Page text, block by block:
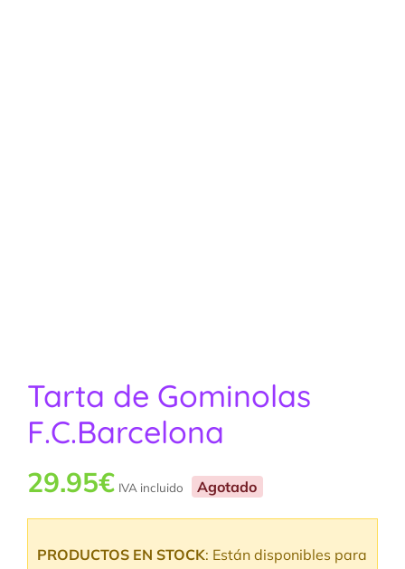
Tarta de Gominolas
F.C.Barcelona
29.95€ IVA incluido Agotado
PRODUCTOS EN STOCK: Están disponibles para